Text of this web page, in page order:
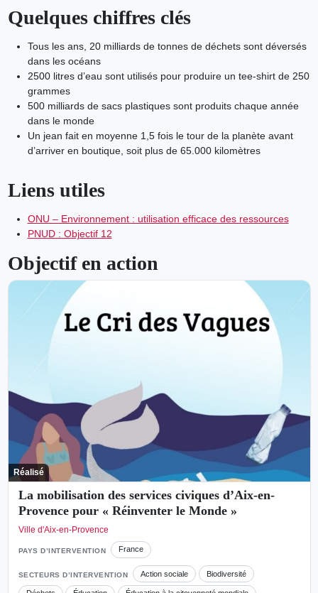
Quelques chiffres clés
Tous les ans, 20 milliards de tonnes de déchets sont déversés
dans les océans
2500 litres d’eau sont utilisés pour produire un tee-shirt de 250
grammes
500 milliards de sacs plastiques sont produits chaque année
dans le monde
Un jean fait en moyenne 1,5 fois le tour de la planète avant
d’arriver en boutique, soit plus de 65.000 kilomètres
Liens utiles
ONU – Environnement : utilisation efficace des ressources
PNUD : Objectif 12
Objectif en action
Réalisé
La mobilisation des services civiques d’Aix-en-
Provence pour « Réinventer le Monde »
Ville d'Aix-en-Provence
PAYS D’INTERVENTION France
SECTEURS D’INTERVENTION Action sociale Biodiversité